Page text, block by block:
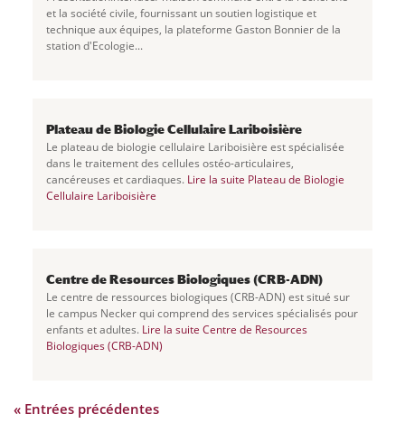
et la société civile, fournissant un soutien logistique et
technique aux équipes, la plateforme Gaston Bonnier de la
station d'Ecologie...
Plateau de Biologie Cellulaire Lariboisière
Le plateau de biologie cellulaire Lariboisière est spécialisée
dans le traitement des cellules ostéo-articulaires,
cancéreuses et cardiaques. Lire la suite Plateau de Biologie
Cellulaire Lariboisière
Centre de Resources Biologiques (CRB-ADN)
Le centre de ressources biologiques (CRB-ADN) est situé sur
le campus Necker qui comprend des services spécialisés pour
enfants et adultes. Lire la suite Centre de Resources
Biologiques (CRB-ADN)
« Entrées précédentes